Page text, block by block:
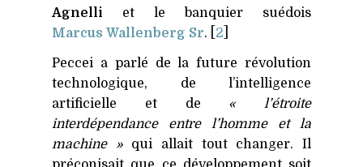
Agnelli et le banquier suédois
Marcus Wallenberg Sr. [ 2
Peccei a parlé de la future révolution
technologique, de l’intelligence
artificielle et de « l’étroite
interdépendance entre l’homme et la
machine »qui allait tout changer. Il